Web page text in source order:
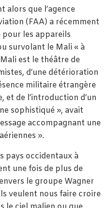
alors que l’agence
(FAA) a récemment
pour les appareils
survolant le Mali « à
est le théâtre de
d’une détérioration
militaire étrangère
et de l’introduction d’un
sophistiqué », avait
accompagnant une
».
pays occidentaux à
une fois de plus de
le groupe Wagner
veulent nous faire croire